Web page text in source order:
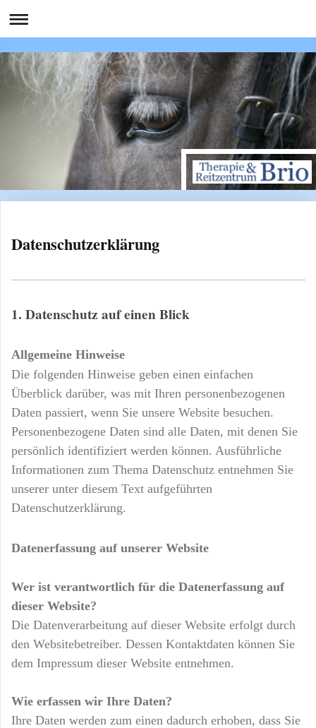
Datenschutzerklärung
1. Datenschutz auf einen Blick
Allgemeine Hinweise
Die folgenden Hinweise geben einen einfachen
Überblick darüber, was mit Ihren personenbezogenen
Daten passiert, wenn Sie unsere Website besuchen.
Personenbezogene Daten sind alle Daten, mit denen Sie
persönlich identifiziert werden können. Ausführliche
Informationen zum Thema Datenschutz entnehmen Sie
unserer unter diesem Text aufgeführten
Datenschutzerklärung.
Datenerfassung auf unserer Website
Wer ist verantwortlich für die Datenerfassung auf
dieser Website?
Die Datenverarbeitung auf dieser Website erfolgt durch
den Websitebetreiber. Dessen Kontaktdaten können Sie
dem Impressum dieser Website entnehmen.
Wie erfassen wir Ihre Daten?
Ihre Daten werden zum einen dadurch erhoben, dass Sie